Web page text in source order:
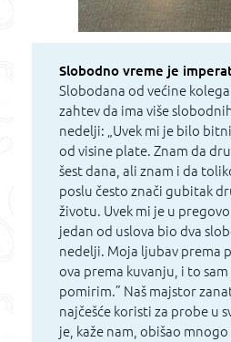
Slobodno vreme je
Slobodana od većine
zahtev da ima više
nedelji: „Uvek mi je bilo
od visine plate. Znam da
šest dana, ali znam i da
poslu često znači gubitak
životu. Uvek mi je u
jedan od uslova bio dva
nedelji. Moja ljubav prema
ova prema kuvanju, i to
pomirim.” Naš majstor
najčešće koristi za probe u
je, kaže nam, obišao